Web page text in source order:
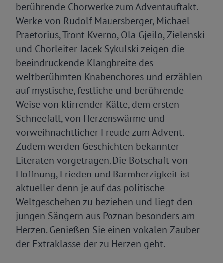
berührende Chorwerke zum Adventauftakt.
Werke von Rudolf Mauersberger, Michael
Praetorius, Tront Kverno, Ola Gjeilo, Zielenski
und Chorleiter Jacek Sykulski zeigen die
beeindruckende Klangbreite des
weltberühmten Knabenchores und erzählen
auf mystische, festliche und berührende
Weise von klirrender Kälte, dem ersten
Schneefall, von Herzenswärme und
vorweihnachtlicher Freude zum Advent.
Zudem werden Geschichten bekannter
Literaten vorgetragen. Die Botschaft von
Hoffnung, Frieden und Barmherzigkeit ist
aktueller denn je auf das politische
Weltgeschehen zu beziehen und liegt den
jungen Sängern aus Poznan besonders am
Herzen. Genießen Sie einen vokalen Zauber
der Extraklasse der zu Herzen geht.